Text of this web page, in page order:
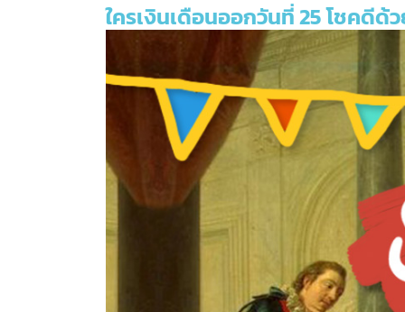
ใครเงินเดือนออกวันที่ 25 โชคดีด้